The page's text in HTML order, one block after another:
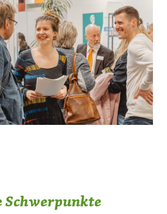
Schwerpunkte